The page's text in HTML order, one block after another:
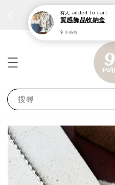
個性鋼戒任兩件1300⚡
搜尋
有人
質感飾品收納盒